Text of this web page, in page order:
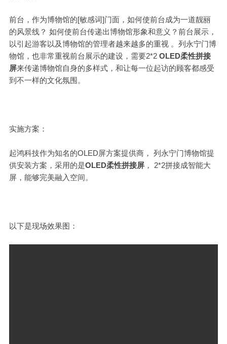
前台，作为博物馆的[敏感词]门面，如何使前台成为一道靓丽
的风景线？ 如何使前台传递出博物馆形象和意义？前台展示，
以引起游客以及博物馆的管理者越来越多的重视 。 列永宁门博
物馆，也非常重视前台展示的建设，需要2*2 OLED柔性拼接
屏来传递博物馆自身的多样式，和让每一位起访的顾客都感受
到不一样的文化氛围。
实施方案：
起鸿科技作为知名的OLED屏方案提供商， 列永宁门博物馆提
供安装方案，采用的是OLED柔性拼接屏， 2*2拼接成智能大
屏，能够完美融入空间。
以下是现场效果图：